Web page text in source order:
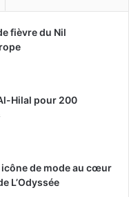
fièvre du Nil
Hilal pour 200
de mode au cœur
L’Odyssée